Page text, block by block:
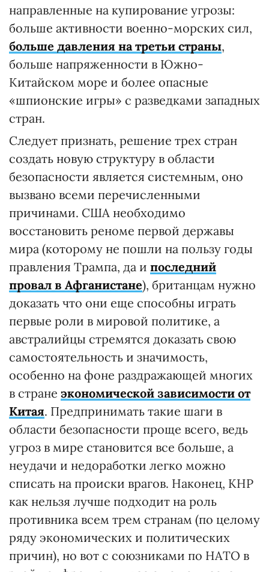
направленные на купирование угрозы:
больше активности военно-морских сил,
больше давления на третьи страны,
больше напряженности в Южно-
Китайском море и более опасные
«шпионские игры» с разведками западных
стран.
Следует признать, решение трех стран
создать новую структуру в области
безопасности является системным, оно
вызвано всеми перечисленными
причинами. США необходимо
восстановить реноме первой державы
мира (которому не пошли на пользу годы
правления Трампа, да и последний
провал в Афганистане), британцам нужно
доказать что они еще способны играть
первые роли в мировой политике, а
австралийцы стремятся доказать свою
самостоятельность и значимость,
особенно на фоне раздражающей многих
в стране экономической зависимости от
Китая. Предпринимать такие шаги в
области безопасности проще всего, ведь
угроз в мире становится все больше, а
неудачи и недоработки легко можно
списать на происки врагов. Наконец, КНР
как нельзя лучше подходит на роль
противника всем трем странам (по целому
ряду экономических и политических
причин), но вот с союзниками по НАТО в